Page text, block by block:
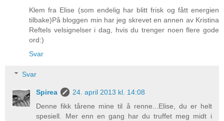
Klem fra Elise (som endelig har blitt frisk og fått energien
tilbake)På bloggen min har jeg skrevet en annen av Kristina
Reftels velsignelser i dag, hvis du trenger noen flere gode
ord:)
Svar
Svar
Spirea
24. april 2013 kl. 14:08
Denne fikk tårene mine til å renne...Elise, du er helt
spesiell. Mer enn en gang har du truffet meg midt i